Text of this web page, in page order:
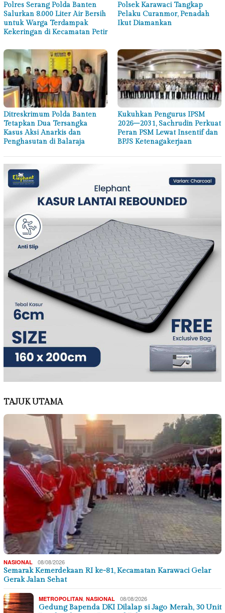
Polres Serang Polda Banten
Salurkan 8.000 Liter Air Bersih
untuk Warga Terdampak
Kekeringan di Kecamatan Petir
Polsek Karawaci Tangkap
Pelaku Curanmor, Penadah
Ikut Diamankan
Ditreskrimum Polda Banten
Tetapkan Dua Tersangka
Kasus Aksi Anarkis dan
Penghasutan di Balaraja
Kukuhkan Pengurus IPSM
2026–2031, Sachrudin Perkuat
Peran PSM Lewat Insentif dan
BPJS Ketenagakerjaan
TAJUK UTAMA
NASIONAL 08/08/2026
Semarak Kemerdekaan RI ke-81, Kecamatan Karawaci Gelar
Gerak Jalan Sehat
METROPOLITAN NASIONAL 08/08/2026
Gedung Bapenda DKI Dilalap si Jago Merah, 30 Unit